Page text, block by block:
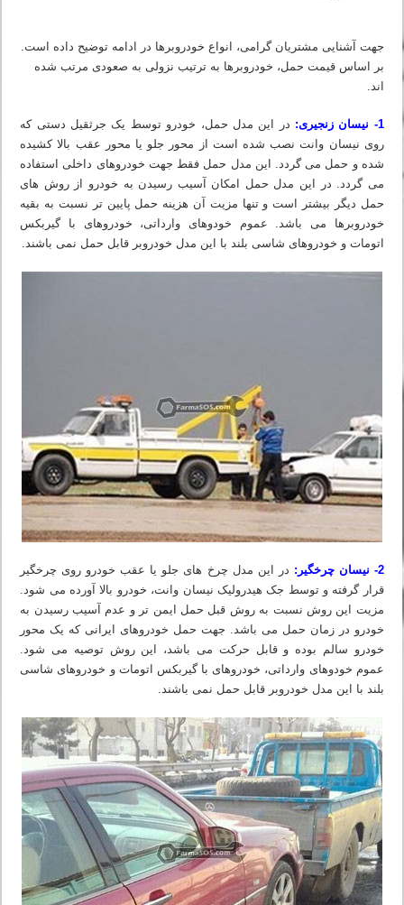
جهت آشنایی مشتریان گرامی، انواع خودروبرها در ادامه توضیح داده است.
بر اساس قیمت حمل، خودروبرها به ترتیب نزولی به صعودی مرتب شده
اند.
1- نیسان زنجیری:
در این مدل حمل، خودرو توسط یک جرثقیل دستی که
روی نیسان وانت نصب شده است از محور جلو یا محور عقب بالا کشیده
شده و حمل می گردد. این مدل حمل فقط جهت خودروهای داخلی استفاده
می گردد. در این مدل حمل امکان آسیب رسیدن به خودرو از روش های
حمل دیگر بیشتر است و تنها مزیت آن هزینه حمل پایین تر نسبت به بقیه
خودروبرها می باشد. عموم خودوهای وارداتی، خودروهای با گیربکس
اتومات و خودروهای شاسی بلند با این مدل خودروبر قابل حمل نمی باشند.
2- نیسان چرخگیر:
در این مدل چرخ های جلو یا عقب خودرو روی چرخگیر
قرار گرفته و توسط جک هیدرولیک نیسان وانت، خودرو بالا آورده می شود.
مزیت این روش نسبت به روش قبل حمل ایمن تر و عدم آسیب رسیدن به
خودرو در زمان حمل می باشد. جهت حمل خودروهای ایرانی که یک محور
خودرو سالم بوده و قابل حرکت می باشد، این روش توصیه می شود.
عموم خودوهای وارداتی، خودروهای با گیربکس اتومات و خودروهای شاسی
بلند با این مدل خودروبر قابل حمل نمی باشند.